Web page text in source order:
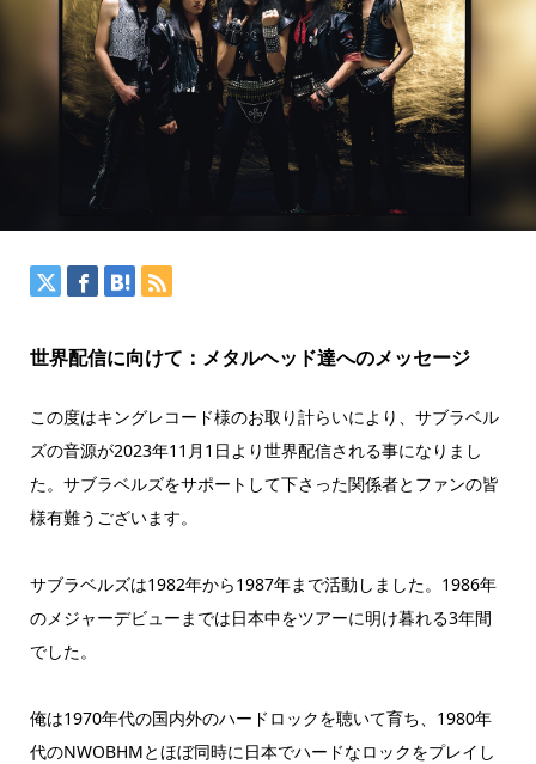
世界配信に向けて：メタルヘッド達へのメッセージ
この度はキングレコード様のお取り計らいにより、サブラベル
ズの音源が2023年11月1日より世界配信される事になりまし
た。サブラベルズをサポートして下さった関係者とファンの皆
様有難うございます。
サブラベルズは1982年から1987年まで活動しました。1986年
のメジャーデビューまでは日本中をツアーに明け暮れる3年間
でした。
俺は1970年代の国内外のハードロックを聴いて育ち、1980年
代のNWOBHMとほぼ同時に日本でハードなロックをプレイし